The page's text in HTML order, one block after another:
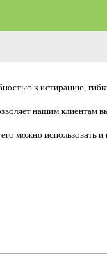
к истиранию,
нашим клиентам
можно использовать